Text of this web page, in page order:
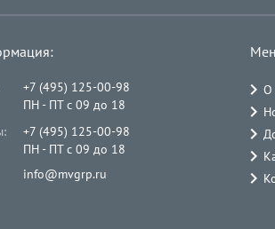
+7 (495) 125-00-98
ПН - ПТ с 09 до 18
+7 (495) 125-00-98
ПН - ПТ с 09 до 18
info@mvgrp.ru
О